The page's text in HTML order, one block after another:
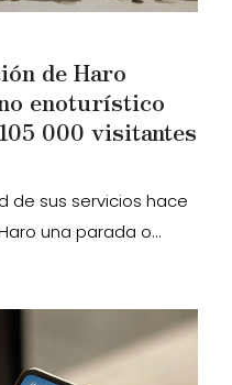
de Haro
enoturístico
000 visitantes
de sus servicios hace
una parada o...